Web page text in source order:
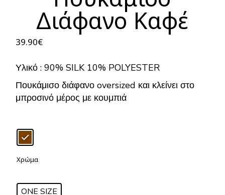
Διάφανο Καφέ
39.90€
Υλικό : 90% SILK 10% POLYESTER
Πουκάμισο διάφανο oversized και κλείνει στο
μπροσινό μέρος με κουμπιά
Χρώμα
ONE SIZE